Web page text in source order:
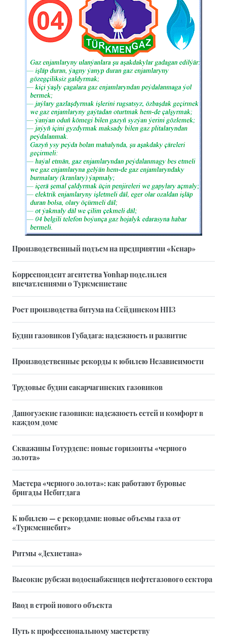
Производственный подъем на предприятии «Кенар»
Корреспондент агентства Yonhap поделился
впечатлениями о Туркменистане
Рост производства битума на Сейдинском НПЗ
Будни газовиков Губадага: надежность и развитие
Производственные рекорды к юбилею Независимости
Трудовые будни сакарчагинских газовиков
Дашогузские газовики: надежность сетей и комфорт в
каждом доме
Скважины Готурдепе: новые горизонты «черного
золота»
Мастера «черного золота»: как работают буровые
бригады Небитдага
К юбилею — с рекордами: новые объемы газа от
«Туркменнебит»
Ритмы «Дехистана»
Высокие рубежи водоснабженцев нефтегазового сектора
Ввод в строй нового объекта
Путь к профессиональному мастерству